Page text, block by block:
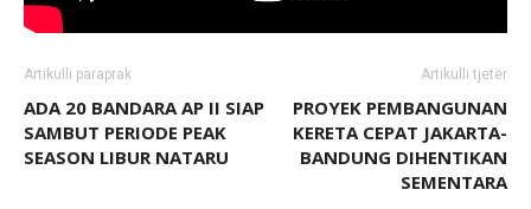
Artikulli paraprak
ADA 20 BANDARA AP II SIAP
SAMBUT PERIODE PEAK
SEASON LIBUR NATARU
Artikulli tjetër
PROYEK PEMBANGUNAN
KERETA CEPAT JAKARTA-
BANDUNG DIHENTIKAN
SEMENTARA